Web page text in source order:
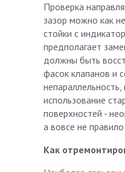
Проверка
зазор можно как
стойки с
предполагает
должны быть
фасок клапанов и
использование
поверхностей -
а вовсе не
Как